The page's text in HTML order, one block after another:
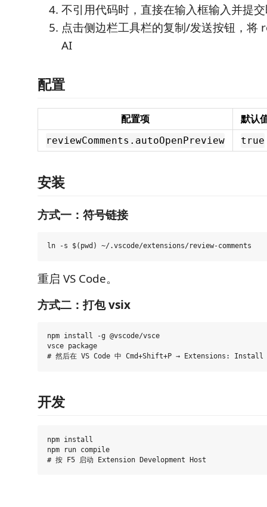
不引用代码时，直接在输入框输入并提
点击侧边栏工具栏的复制/发送按钮，将
AI
配置
配置项 默认
reviewComments.autoOpenPreview true
安装
方式一：符号链接
重启 VS Code。
方式二：打包 vsix
npm install -g @vscode/vsce
vsce package
开发
npm install
npm run compile